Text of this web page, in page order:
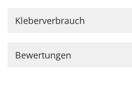
Kleberverbrauch
Bewertungen